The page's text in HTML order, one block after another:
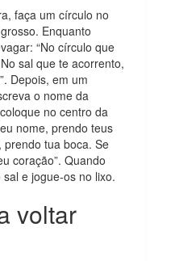
faça um círculo no
Enquanto
“No círculo que
sal que te acorrento,
Depois, em um
o nome da
no centro da
nome, prendo teus
tua boca. Se
coração”. Quando
e jogue-os no lixo.
voltar